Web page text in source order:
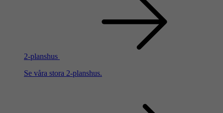
2-planshus
Se våra stora 2-planshus.